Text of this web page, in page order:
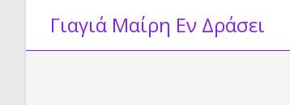
content
Γιαγιά Μαίρη Εν Δράσει